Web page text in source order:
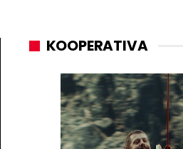
KOOPERATIVA